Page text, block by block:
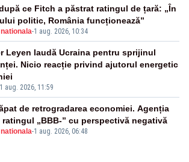
-1 aug. 2026, 10:34
ce Fitch a păstrat ratingul de țară: „În
politic, România funcționează”
1 aug. 2026, 11:59
Leyen laudă Ucraina pentru sprijinul
Nicio reacție privind ajutorul energetic
-1 aug. 2026, 06:48
de retrogradarea economiei. Agenția
„BBB-” cu perspectivă negativă